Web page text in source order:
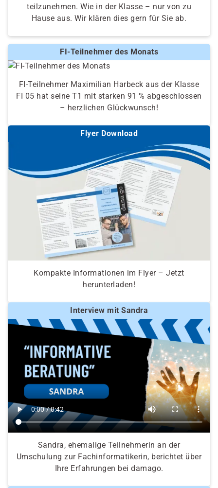
teilzunehmen. Wie in der Klasse – nur von zu
Hause aus. Wir klären dies gern für Sie ab.
FI-Teilnehmer des Monats
FI-Teilnehmer Maximilian Harbeck aus der Klasse
FI 05 hat seine T1 mit starken 91 % abgeschlossen
– herzlichen Glückwunsch!
Flyer Download
Kompakte Informationen im Flyer – Jetzt
herunterladen!
Interview mit Sandra
Sandra, ehemalige Teilnehmerin an der
Umschulung zur Fachinformatikerin, berichtet über
Ihre Erfahrungen bei damago.